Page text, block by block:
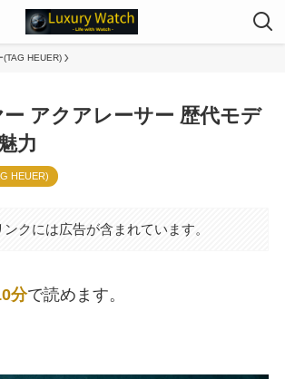
(TAG HEUER)
アクアレーサー 歴代モデ
力
HEUER)
クには広告が含まれています。
分で読めます。